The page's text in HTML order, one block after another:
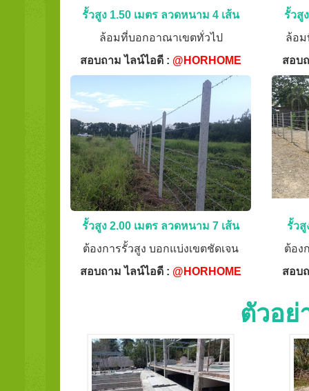
รั้วสูง 1.50 เมตร ลวดหนาม 4 เส้น
ล้อมที่บอกอาณาเขตทั่วไป
สอบถาม ไลน์ไอดี : @HORHOME
รั้วสู
ล้อม
สอบ
รั้วสูง 2.00 เมตร ลวดหนาม 7 เส้น
ต้องการรั้วสูง บอกแบ่งเขตชัดเจน
สอบถาม ไลน์ไอดี : @HORHOME
รั้วสู
ต้อง
สอบ
ตัวอย่